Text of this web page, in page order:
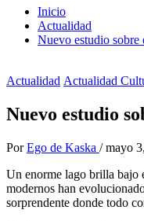
Inicio
Actualidad
Nuevo estudio
Actualidad Actualidad
Nuevo estudio
Por Ego de Kaska / mayo
Un enorme lago brilla bajo
modernos han
sorprendente donde todo